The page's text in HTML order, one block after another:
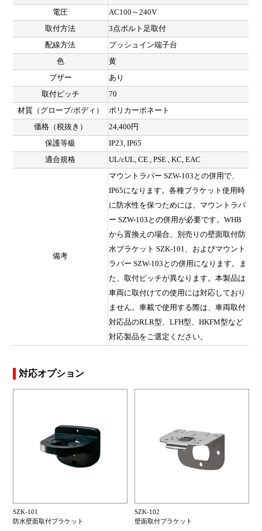
電圧
AC100～240V
取付方法
3点ボルト足取付
配線方法
プッシュイン端子台
色
黄
ブザー
あり
取付ピッチ
70
材質（グローブ/ボディ）
ポリカーボネート
価格（税抜き）
24,400円
保護等級
IP23, IP65
適合規格
UL/cUL, CE , PSE , KC, EAC
備考
マウントラバー SZW-103との併用で、
IP65になります。各種ブラケット使用時
に防水性を保つためには、マウントラバ
ー SZW-103との併用が必要です。WHB
から置換えの場合、別売りの壁面取付防
水ブラケット SZK-101、およびマウント
ラバー SZW-103との併用になります。ま
た、取付ピッチが異なります。本製品は
車両に取付けての使用には対応しており
ません。車載で使用する際は、車両取付
対応品のRLR型、LFH型、HKFM型など
対応製品をご選定ください。
対応オプション
SZK-101
防水壁面取付ブラケット
SZK-102
壁面取付ブラケット